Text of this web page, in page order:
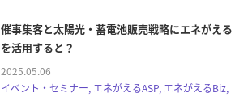
催事集客と太陽光・蓄電池販売戦略にエネがえる
を活用すると？
2025.05.06
イベント・セミナー, エネがえるASP, エネがえるBiz,